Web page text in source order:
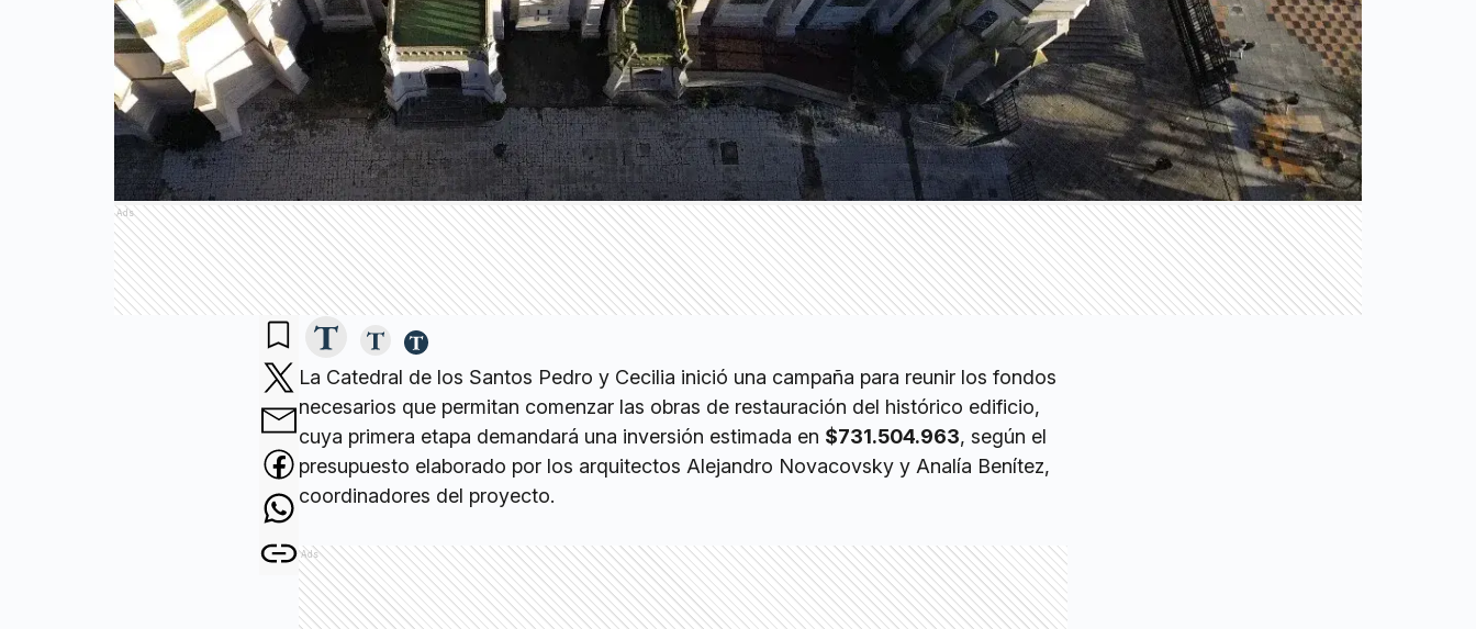
Ads
La Catedral de los Santos Pedro y Cecilia inició una campaña para reunir los fondos
necesarios que permitan comenzar las obras de restauración del histórico edificio,
cuya primera etapa demandará una inversión estimada en $731.504.963, según el
presupuesto elaborado por los arquitectos Alejandro Novacovsky y Analía Benítez,
coordinadores del proyecto.
Ads